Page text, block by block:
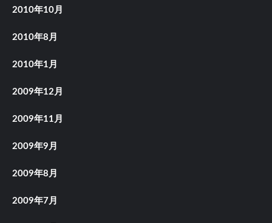
2010年10月
2010年8月
2010年1月
2009年12月
2009年11月
2009年9月
2009年8月
2009年7月